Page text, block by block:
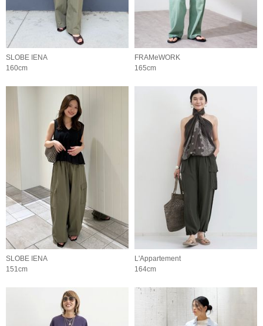
SLOBE IENA
160cm
FRAMeWORK
165cm
SLOBE IENA
151cm
L'Appartement
164cm